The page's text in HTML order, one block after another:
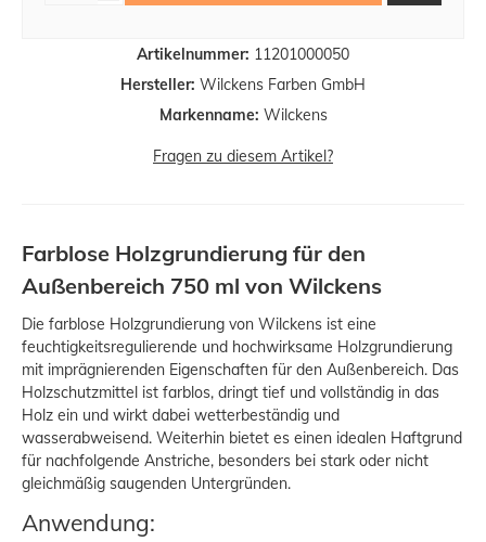
Artikelnummer: 11201000050
Hersteller: Wilckens Farben GmbH
Markenname: Wilckens
Fragen zu diesem Artikel?
Farblose Holzgrundierung für den
Außenbereich 750 ml von Wilckens
Die farblose Holzgrundierung von Wilckens ist eine
feuchtigkeitsregulierende und hochwirksame Holzgrundierung
mit imprägnierenden Eigenschaften für den Außenbereich. Das
Holzschutzmittel ist farblos, dringt tief und vollständig in das
Holz ein und wirkt dabei wetterbeständig und
wasserabweisend. Weiterhin bietet es einen idealen Haftgrund
für nachfolgende Anstriche, besonders bei stark oder nicht
gleichmäßig saugenden Untergründen.
Anwendung: